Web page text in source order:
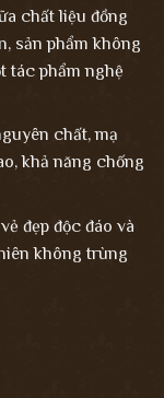
chất liệu đồng
sản phẩm không
tác phẩm nghệ
chất, mạ
khả năng chống
đẹp độc đáo và
không trùng